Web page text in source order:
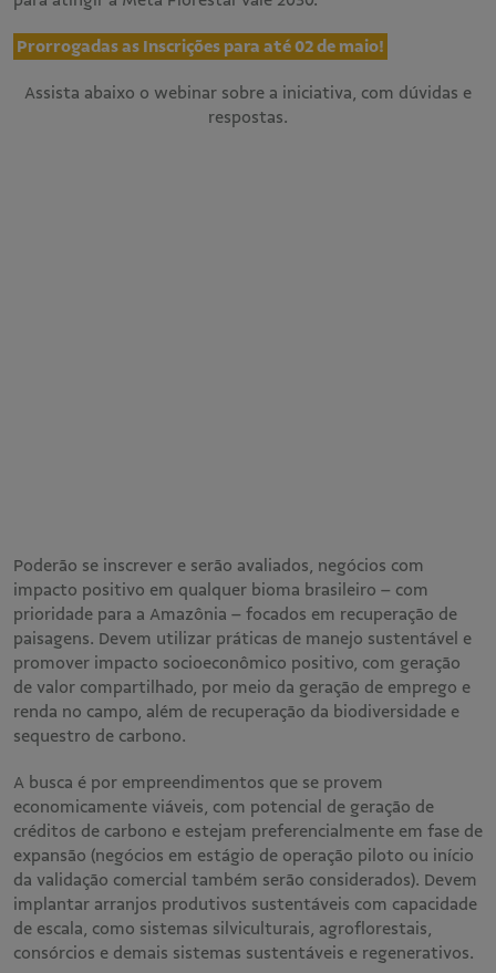
Prorrogadas as Inscrições para até 02 de maio!
Assista abaixo o webinar sobre a iniciativa, com dúvidas e
respostas.
Poderão se inscrever e serão avaliados, negócios com
impacto positivo em qualquer bioma brasileiro – com
prioridade para a Amazônia – focados em recuperação de
paisagens. Devem utilizar práticas de manejo sustentável e
promover impacto socioeconômico positivo, com geração
de valor compartilhado, por meio da geração de emprego e
renda no campo, além de recuperação da biodiversidade e
sequestro de carbono.
A busca é por empreendimentos que se provem
economicamente viáveis, com potencial de geração de
créditos de carbono e estejam preferencialmente em fase de
expansão (negócios em estágio de operação piloto ou início
da validação comercial também serão considerados). Devem
implantar arranjos produtivos sustentáveis com capacidade
de escala, como sistemas silviculturais, agroflorestais,
consórcios e demais sistemas sustentáveis e regenerativos.